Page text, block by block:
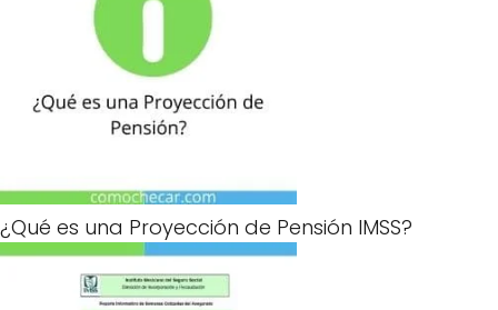
¿Qué es una Proyección de Pensión IMSS?